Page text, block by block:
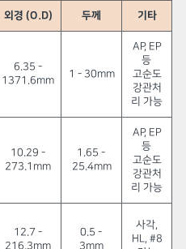
외경 (O.D) 두께 기타
6.35 -
1371.6mm
1 - 30mm
AP, EP
등
고순도
강관처
리 가능
10.29 -
273.1mm
1.65 -
25.4mm
AP, EP
등
고순도
강관처
리 가능
12.7 -
216.3mm
0.5 -
3mm
사각,
HL, #8